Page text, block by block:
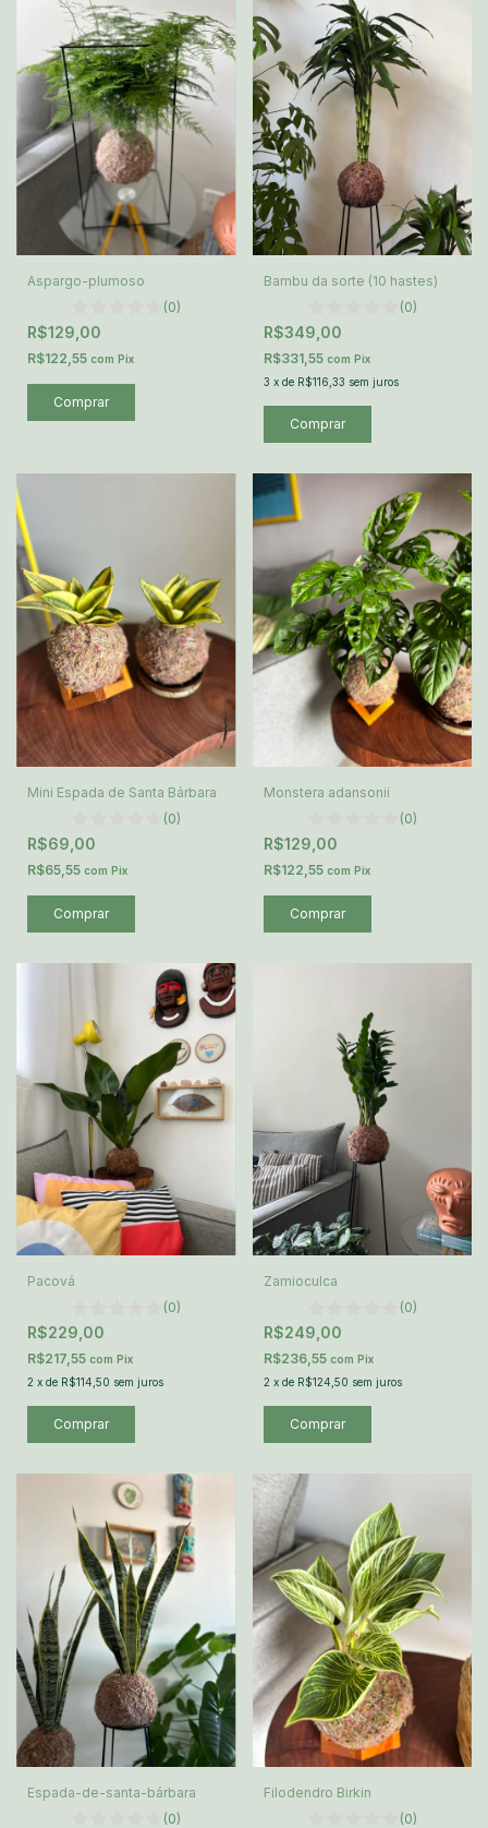
Aspargo-plumoso
(0)
R$129,00
R$122,55 com Pix
Bambu da sorte (10 hastes)
(0)
R$349,00
R$331,55 com Pix
3 x de R$116,33 sem juros
Mini Espada de Santa Bárbara
(0)
R$69,00
R$65,55 com Pix
Monstera adansonii
(0)
R$129,00
R$122,55 com Pix
Pacová
(0)
R$229,00
R$217,55 com Pix
2 x de R$114,50 sem juros
Zamioculca
(0)
R$249,00
R$236,55 com Pix
2 x de R$124,50 sem juros
Espada-de-santa-bárbara
(0)
Filodendro Birkin
(0)